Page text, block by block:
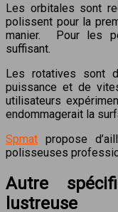
Les orbitales sont
polissent pour la
manier. Pour les
suffisant.
Les rotatives sont
puissance et de
utilisateurs
endommagerait la
Spmat propose
polisseuses
Autre
lustreuse